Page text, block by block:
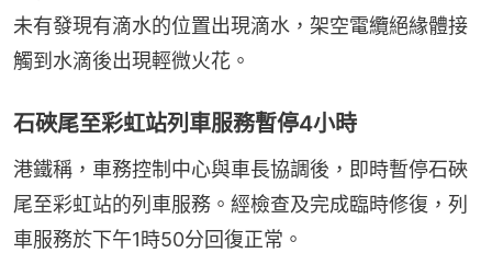
未有發現有滴水的位置出現滴水，架空電纜絕緣體接
觸到水滴後出現輕微火花。
石硤尾至彩虹站列車服務暫停4小時
港鐵稱，車務控制中心與車長協調後，即時暫停石硤
尾至彩虹站的列車服務。經檢查及完成臨時修復，列
車服務於下午1時50分回復正常。